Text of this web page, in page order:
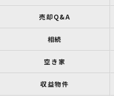
売却Q&A
相続
空き家
収益物件